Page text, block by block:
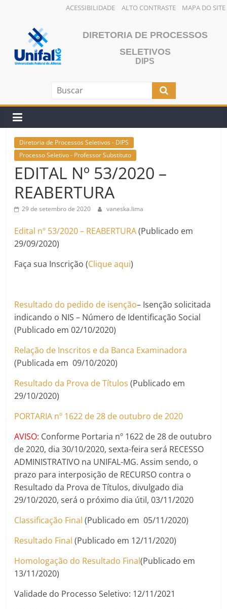
ACESSIBILIDADE ALTO CONTRASTE MAPA DO SITE
conteúdo
DIRETORIA DE PROCESSOS
SELETIVOS
DIPS
Diretoria de Processos Seletivos - DIPS
Processo Seletivo - Professor Substituto
EDITAL Nº 53/2020 –
REABERTURA
29 de setembro de 2020 vaneska.lima
Edital nº 53/2020 – REABERTURA(Publicado em
29/09/2020)
Faça sua Inscrição (Clique aqui)
Resultado do pedido de isenção– Isenção solicitada
indicando o NIS – Número de Identificação Social
(Publicado em 02/10/2020)
Relação de Inscritos e da Banca Examinadora
(Publicada em 09/10/2020)
Resultado da Prova de Títulos (Publicado em
29/10/2020)
PORTARIA nº 1622 de 28 de outubro de 2020
AVISO: Conforme Portaria nº 1622 de 28 de outubro
de 2020, dia 30/10/2020, sexta-feira será RECESSO
ADMINISTRATIVO na UNIFAL-MG. Assim sendo, o
prazo para interposição de RECURSO contra o
Resultado da Prova de Títulos, divulgado dia
29/10/2020, será o próximo dia útil, 03/11/2020
Classificação Final (Publicado em 05/11/2020)
Resultado Final (Publicado em 12/11/2020)
Homologação do Resultado Final(Publicado em
13/11/2020)
Validade do Processo Seletivo: 12/11/2021